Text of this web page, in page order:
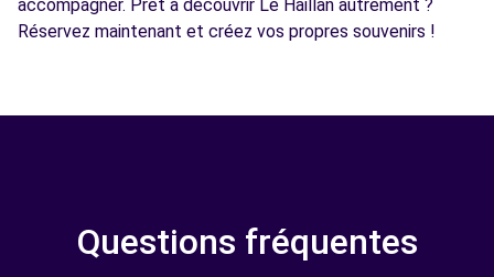
accompagner. Prêt à découvrir Le Haillan autrement ?
Réservez maintenant et créez vos propres souvenirs !
Questions fréquentes